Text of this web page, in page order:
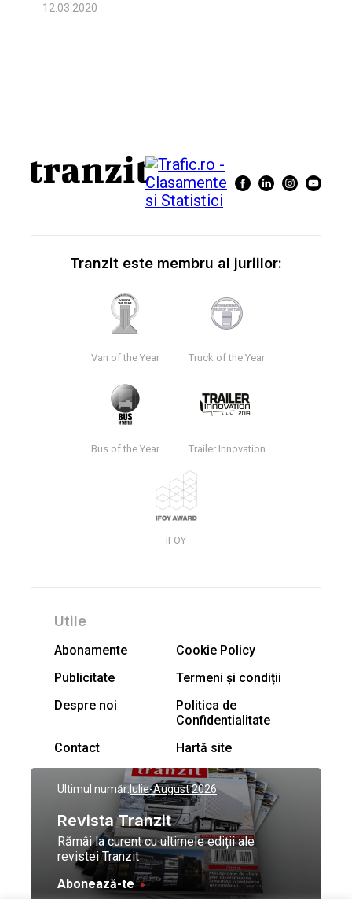
12.03.2020
Tranzit este membru al juriilor:
Van of the Year Truck of the Year
Bus of the Year Trailer Innovation
IFOY
Utile
Abonamente
Cookie Policy
Publicitate
Termeni și condiții
Despre noi
Politica de
Confidentialitate
Contact
Hartă site
Ultimul număr:Iulie-August 2026
Revista Tranzit
Rămâi la curent cu ultimele ediții ale
revistei Tranzit
Abonează-te